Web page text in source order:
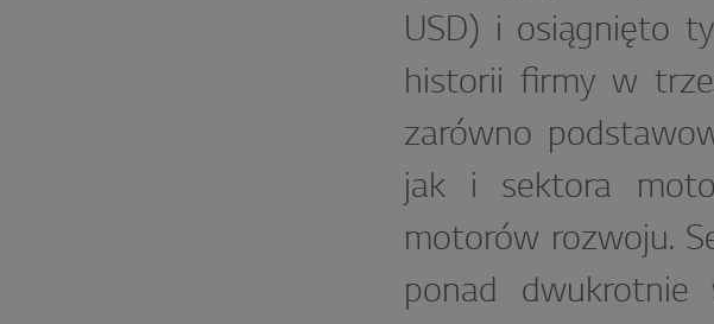
USD) i osiągnięto
historii firmy w
zarówno
jak i sektora
motorów rozwoju.
ponad dwukrotnie